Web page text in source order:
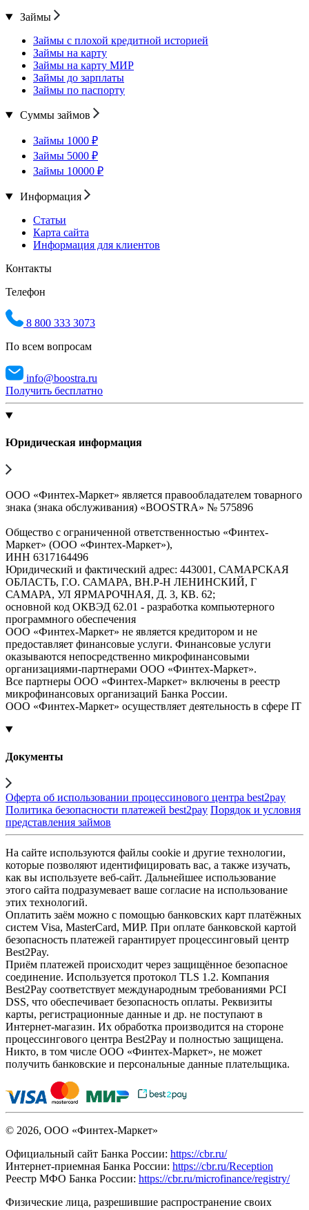
Займы
Займы с плохой кредитной историей
Займы на карту
Займы на карту МИР
Займы до зарплаты
Займы по паспорту
Суммы займов
Займы 1000 ₽
Займы 5000 ₽
Займы 10000 ₽
Информация
Статьи
Карта сайта
Информация для клиентов
Контакты
Телефон
8 800 333 3073
По всем вопросам
info@boostra.ru
Получить бесплатно
Юридическая информация
ООО «Финтех-Маркет» является правообладателем товарного
знака (знака обслуживания) «BOOSTRA» № 575896
Общество с ограниченной ответственностью «Финтех-
Маркет» (ООО «Финтех-Маркет»),
ИНН 6317164496
Юридический и фактический адрес: 443001, САМАРСКАЯ
ОБЛАСТЬ, Г.О. САМАРА, ВН.Р-Н ЛЕНИНСКИЙ, Г
САМАРА, УЛ ЯРМАРОЧНАЯ, Д. 3, КВ. 62;
основной код ОКВЭД 62.01 - разработка компьютерного
программного обеспечения
ООО «Финтех-Маркет» не является кредитором и не
предоставляет финансовые услуги. Финансовые услуги
оказываются непосредственно микрофинансовыми
организациями-партнерами ООО «Финтех-Маркет».
Все партнеры ООО «Финтех-Маркет» включены в реестр
микрофинансовых организаций Банка России.
ООО «Финтех-Маркет» осуществляет деятельность в сфере IT
Документы
Оферта об использовании процессинового центра best2pay
Политика безопасности платежей best2pay Порядок и условия
представления займов
На сайте используются файлы cookie и другие технологии,
которые позволяют идентифицировать вас, а также изучать,
как вы используете веб-сайт. Дальнейшее использование
этого сайта подразумевает ваше согласие на использование
этих технологий.
Оплатить заём можно с помощью банковских карт платёжных
систем Visa, MasterCard, МИР. При оплате банковской картой
безопасность платежей гарантирует процессинговый центр
Best2Pay.
Приём платежей происходит через защищённое безопасное
соединение. Используется протокол TLS 1.2. Компания
Best2Pay соответствует международным требованиями PCI
DSS, что обеспечивает безопасность оплаты. Реквизиты
карты, регистрационные данные и др. не поступают в
Интернет-магазин. Их обработка производится на стороне
процессингового центра Best2Pay и полностью защищена.
Никто, в том числе ООО «Финтех-Маркет», не может
получить банковские и персональные данные плательщика.
© 2026, ООО «Финтех-Маркет»
Официальный сайт Банка России: https://cbr.ru/
Интернет-приемная Банка России: https://cbr.ru/Reception
Реестр МФО Банка России: https://cbr.ru/microfinance/registry/
Физические лица, разрешившие распространение своих